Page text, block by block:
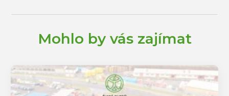
Mohlo by vás zajímat